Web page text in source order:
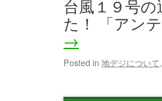
台風１９号
た！ 「アン
→
Posted in 地デジについて